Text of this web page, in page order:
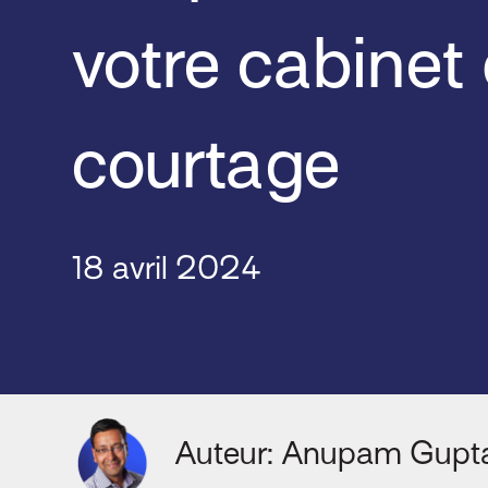
votre cabinet
courtage
18 avril 2024
Auteur: Anupam